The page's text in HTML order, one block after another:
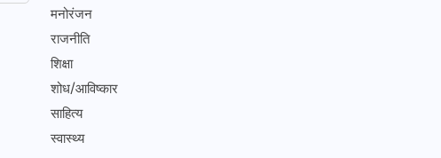
मनोरंजन
राजनीति
शिक्षा
शोध/आविष्कार
साहित्य
स्वास्थ्य